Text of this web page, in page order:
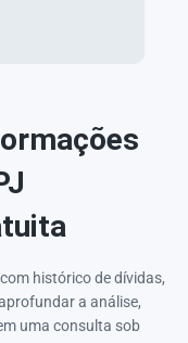
histórico de dívidas,
a análise,
uma consulta sob